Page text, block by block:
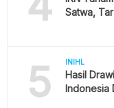
Satwa,
5 INIHL
Hasil
Indonesia